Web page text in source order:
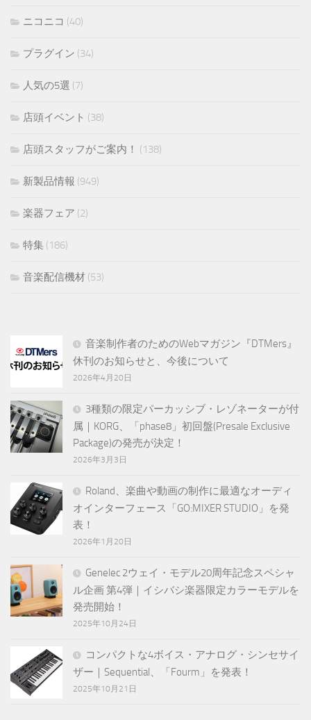
ニコニコ (40)
プラグイン (34)
人気の5選 (7)
店頭イベント (38)
店頭スタッフがご案内！ (138)
新製品情報 (949)
楽器フェア (2)
特集 (186)
音楽配信機材 (53)
音楽制作者のためのWebマガジン『DTMers』
休刊のお知らせと、今後について
2026年4月20日
3種類の限定パーカッシブ・レゾネーターが付
属｜KORG、「phase8」初回盤(Presale Exclusive
Package)の発売が決定！
2026年3月3日
Roland、楽曲や動画の制作に最適なオーディ
オインターフェース「GO:MIXER STUDIO」を発
表！
2026年1月20日
Genelec 2ウェイ・モデル20周年記念スペシャ
ル企画 第4弾｜イシバシ楽器限定カラーモデルを
発売開始！
2025年10月24日
コンパクトな4ボイス・アナログ・シンセサイ
ザー｜Sequential、「Fourm」を発表！
2025年10月21日